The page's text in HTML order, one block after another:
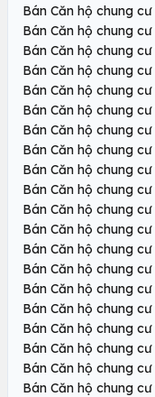
Bán Căn hộ chung cư
Bán Căn hộ chung cư
Bán Căn hộ chung cư
Bán Căn hộ chung cư
Bán Căn hộ chung cư
Bán Căn hộ chung cư
Bán Căn hộ chung cư
Bán Căn hộ chung cư
Bán Căn hộ chung cư
Bán Căn hộ chung cư
Bán Căn hộ chung cư
Bán Căn hộ chung cư
Bán Căn hộ chung cư
Bán Căn hộ chung cư
Bán Căn hộ chung cư
Bán Căn hộ chung cư
Bán Căn hộ chung cư
Bán Căn hộ chung cư
Bán Căn hộ chung cư
Bán Căn hộ chung cư